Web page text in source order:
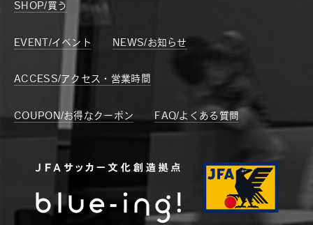
SHOP/買う
EVENT/イベント NEWS/お知らせ
ACCESS/アクセス・営業時間
COUPON/お得なクーポン FAQ/よくある質問